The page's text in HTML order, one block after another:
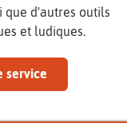
que d'autres outils
et ludiques.
service